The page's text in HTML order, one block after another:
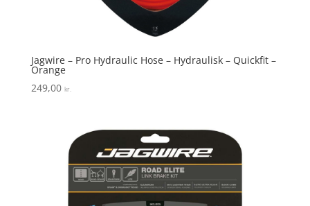
Jagwire – Pro Hydraulic Hose – Hydraulisk – Quickfit –
Orange
249,00 kr.